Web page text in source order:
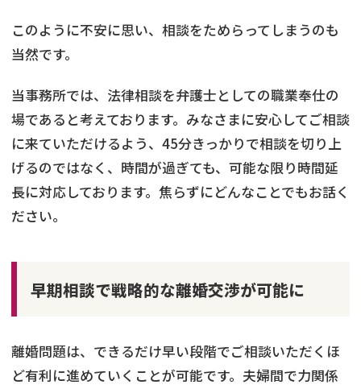
このように不安に思い、相談をためらってしまうのも
当然です。
当事務所では、法律相談を弁護士としての職業奉仕の
場であると考えております。みなさまに安心してご相談
に来ていただけるよう、45分きっかりで相談を切り上
げるのではなく、時間が過ぎても、可能な限り時間延
長に対応しております。焦らずにどんなことでもお話く
ださい。
早期相談で戦略的な離婚交渉が可能に
離婚問題は、できるだけ早い段階でご相談いただくほ
ど有利に進めていくことが可能です。夫婦間で力関係